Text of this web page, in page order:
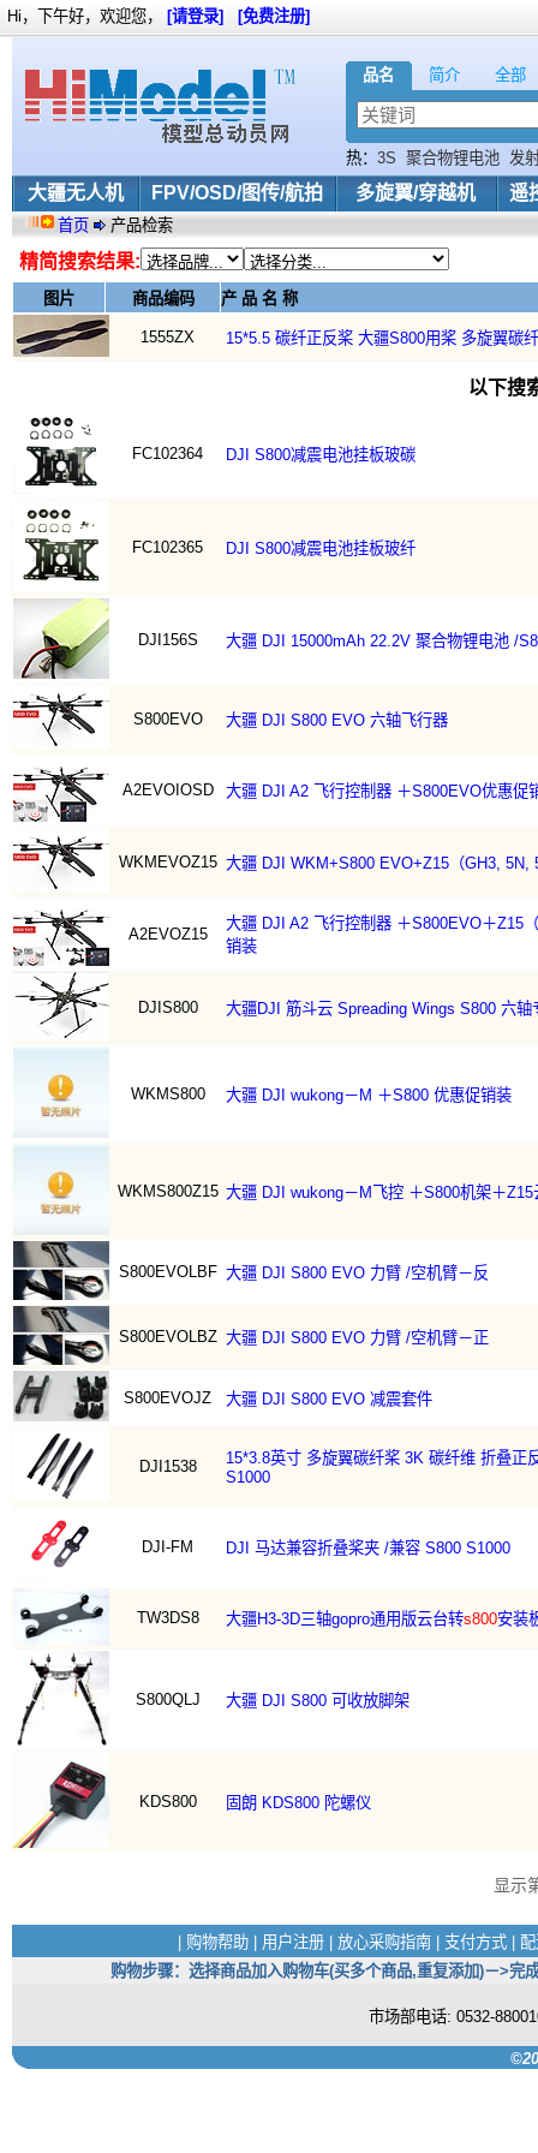
品名 简介 全部
热： 3S 聚合物锂电池 发
Phantom 朗宇SunnySky
大疆无人机 FPV/OSD/图传/航拍 多旋翼/穿越机 遥
Hi，下午好，欢迎您， [请登录] [免费注册]
首页 产品检索
精简搜索结果:
图片 商品编码 产 品 名 称
1555ZX 15*5.5 碳纤正反桨 大疆S800用桨 多旋翼碳
以下搜
FC102364 DJI S800减震电池挂板玻碳
FC102365 DJI S800减震电池挂板玻纤
DJI156S 大疆 DJI 15000mAh 22.2V 聚合物锂电池 /
S800EVO 大疆 DJI S800 EVO 六轴飞行器
A2EVOIOSD 大疆 DJI A2 飞行控制器 ＋S800EVO优惠促
WKMEVOZ15 大疆 DJI WKM+S800 EVO+Z15（GH3, 5N,
A2EVOZ15
大疆 DJI A2 飞行控制器 ＋S800EVO＋Z15
销装
DJIS800 大疆DJI 筋斗云 Spreading Wings S800 六轴
WKMS800 大疆 DJI wukong－M ＋S800 优惠促销装
WKMS800Z15 大疆 DJI wukong－M飞控 ＋S800机架＋
S800EVOLBF 大疆 DJI S800 EVO 力臂 /空机臂－反
S800EVOLBZ 大疆 DJI S800 EVO 力臂 /空机臂－正
S800EVOJZ 大疆 DJI S800 EVO 减震套件
DJI1538
15*3.8英寸 多旋翼碳纤桨 3K 碳纤维 折叠正
S1000
DJI-FM DJI 马达兼容折叠桨夹 /兼容 S800 S1000
TW3DS8 大疆H3-3D三轴gopro通用版云台转s800安装
S800QLJ 大疆 DJI S800 可收放脚架
KDS800 固朗 KDS800 陀螺仪
显示
购物帮助 用户注册 放心采购指南 支付方式
购物步骤：选择商品加入购物车(买多个商品,重复添加)－>
市场部电话: 0532-